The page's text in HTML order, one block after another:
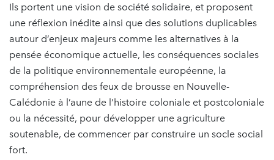
Ils portent une vision de société solidaire, et proposent
une réflexion inédite ainsi que des solutions duplicables
autour d’enjeux majeurs comme les alternatives à la
pensée économique actuelle, les conséquences sociales
de la politique environnementale européenne, la
compréhension des feux de brousse en Nouvelle-
Calédonie à l’aune de l’histoire coloniale et postcoloniale
ou la nécessité, pour développer une agriculture
soutenable, de commencer par construire un socle social
fort.